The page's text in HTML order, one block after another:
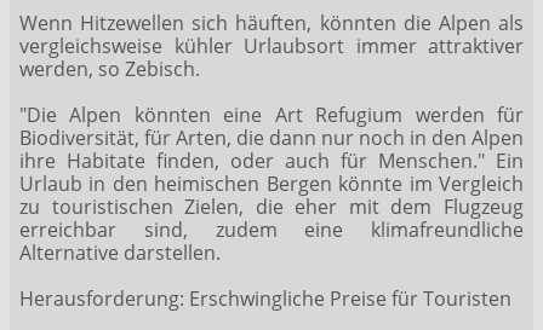
Wenn Hitzewellen sich häuften, könnten die Alpen als
vergleichsweise kühler Urlaubsort immer attraktiver
werden, so Zebisch.
"Die Alpen könnten eine Art Refugium werden für
Biodiversität, für Arten, die dann nur noch in den Alpen
ihre Habitate finden, oder auch für Menschen." Ein
Urlaub in den heimischen Bergen könnte im Vergleich
zu touristischen Zielen, die eher mit dem Flugzeug
erreichbar sind, zudem eine klimafreundliche
Alternative darstellen.
Herausforderung: Erschwingliche Preise für Touristen